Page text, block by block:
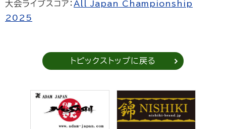
大会ライブスコア： All Japan Championship
2025
トピックストップに戻る